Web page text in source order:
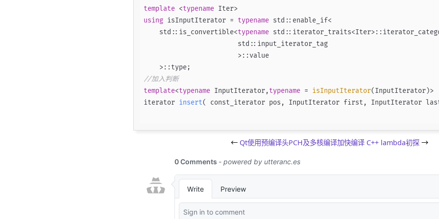
template <typename
Iter>
using isInputIterator = typename std::enable_if<
    std::is_convertible<
typename
                        std::input_iterator_tag
                        >::value
//加入判断
template<typename InputIterator,typename = isInputIterator
(InputIterator)>
iterator insert( const_iterator pos, InputIterator first, InputIterator
← Qt使用预编译头PCH及多核编译加快编译 C++ lambda初探→